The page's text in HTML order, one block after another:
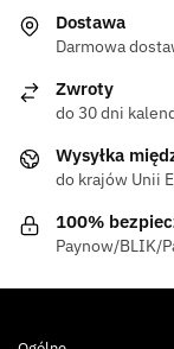
Dostawa
Darmowa
Zwroty
do 30 dni
Wysyłka
do krajów Unii
100%
Paynow/BLIK/